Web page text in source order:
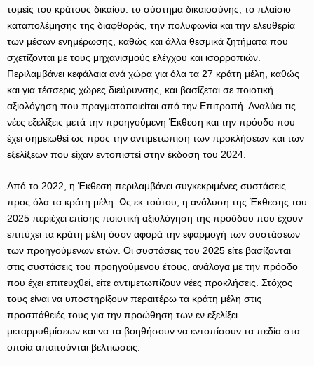
τομείς του κράτους δικαίου: το σύστημα δικαιοσύνης, το πλαίσιο
καταπολέμησης της διαφθοράς, την πολυφωνία και την ελευθερία
των μέσων ενημέρωσης, καθώς και άλλα θεσμικά ζητήματα που
σχετίζονται με τους μηχανισμούς ελέγχου και ισορροπιών.
Περιλαμβάνει κεφάλαια ανά χώρα για όλα τα 27 κράτη μέλη, καθώς
και για τέσσερις χώρες διεύρυνσης, και βασίζεται σε ποιοτική
αξιολόγηση που πραγματοποιείται από την Επιτροπή. Αναλύει τις
νέες εξελίξεις μετά την προηγούμενη Έκθεση και την πρόοδο που
έχει σημειωθεί ως προς την αντιμετώπιση των προκλήσεων και των
εξελίξεων που είχαν εντοπιστεί στην έκδοση του 2024.
Από το 2022, η Έκθεση περιλαμβάνει συγκεκριμένες συστάσεις
προς όλα τα κράτη μέλη. Ως εκ τούτου, η ανάλυση της Έκθεσης του
2025 περιέχει επίσης ποιοτική αξιολόγηση της προόδου που έχουν
επιτύχει τα κράτη μέλη όσον αφορά την εφαρμογή των συστάσεων
των προηγούμενων ετών. Οι συστάσεις του 2025 είτε βασίζονται
στις συστάσεις του προηγούμενου έτους, ανάλογα με την πρόοδο
που έχει επιτευχθεί, είτε αντιμετωπίζουν νέες προκλήσεις. Στόχος
τους είναι να υποστηρίξουν περαιτέρω τα κράτη μέλη στις
προσπάθειές τους για την προώθηση των εν εξελίξει
μεταρρυθμίσεων και να τα βοηθήσουν να εντοπίσουν τα πεδία στα
οποία απαιτούνται βελτιώσεις.